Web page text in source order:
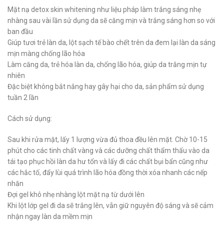
Mặt nạ detox skin whitening như liệu pháp làm trắng sáng nhẹ
nhàng sau vài lần sử dụng da sẽ căng mịn và trắng sáng hơn so với
ban đầu
Giúp tươi trẻ làn da, lột sạch tế bào chết trên da đem lại làn da sáng
mịn màng chống lão hóa
Làm căng da, trẻ hóa làn da, chống lão hóa, giúp da trắng mịn tự
nhiên
Đặc biệt không bắt nắng hay gây hại cho da, sản phẩm sử dụng
tuần 2 lần
Cách sử dụng:
Sau khi rửa mặt, lấy 1 lượng vừa đủ thoa đều lên mặt. Chờ 10-15
phút cho các tinh chất vàng và các dưỡng chất thẩm thấu vào da
tái tạo phục hồi làn da hư tổn và lấy đi các chất bụi bẩn cũng như
các hắc tố, đẩy lùi quá trình lão hóa đồng thời xóa nhanh các nếp
nhăn
Đợi gel khô nhẹ nhàng lột mặt nạ từ dưới lên
Khi lột lớp gel đi da sẽ trắng lên, vẫn giữ nguyên độ sáng và sẽ cảm
nhận ngay làn da mềm mịn